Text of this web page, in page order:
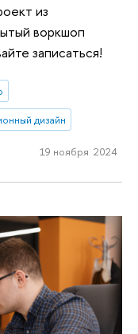
из
воркшоп
записаться!
дизайн
19 ноября 2024